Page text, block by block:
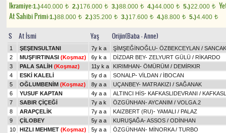
Ikramiye:1.)440.000 t 2.)176.000 t 3.)88.000 t 4.)44.000 t 5.)22.000 t
At Sahibi Primi:1.)88.000 t 2.)35.200 t 3.)17.600 t 4.)8.800 t 5.)4.400 t
S At İsmi Yaş Orijin(Baba - Anne)
1 ŞEŞENSULTANI 7y k a ŞİMŞEĞİNOĞLU- ÖZBEKCEYLAN /
2
MUŞFIRTINASI (Koşmaz) 6y k a DİZDAR BEY- ZELYURT GÜLÜ / RİKARDO
3
PALA SALİH (Koşmaz) 11y k a KIRIMHAN- ÖMÜRÜM / DEMİRKIR
4
ESKİ KALELİ 5y d a SONALP- VİLDAN / İBOCAN
5
OĞLUMBENİM (Koşmaz) 8y a a UÇANBEY- MATRAKIZI / SAĞANAK
6
YUSUF KAPTAN 4y a a ALTINCI HİS- KAFKASLIDEVRANI /
7
SABIR ÇİÇEĞİ 7y a k ÖZGÜNHAN-AYCANIM / VOLGA.2
8
ARAPÇELİK 7y a a KAIZBERT (RU)- YAMALI / PALAZ
9
ÇİLOBEY 5y a a KURUŞAĞA-ASSOS / ODİNHAN
10
HIZLI MEHMET (Koşmaz) 5y a a ÖZGÜNHAN- MİNORKA/ TURBO